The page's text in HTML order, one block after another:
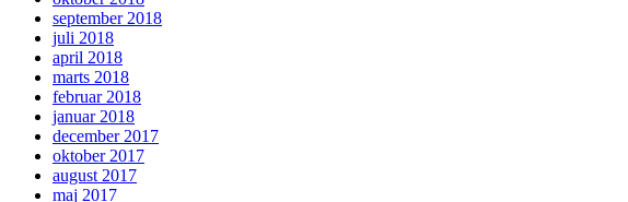
september 2018
juli 2018
april 2018
marts 2018
februar 2018
januar 2018
december 2017
oktober 2017
august 2017
maj 2017